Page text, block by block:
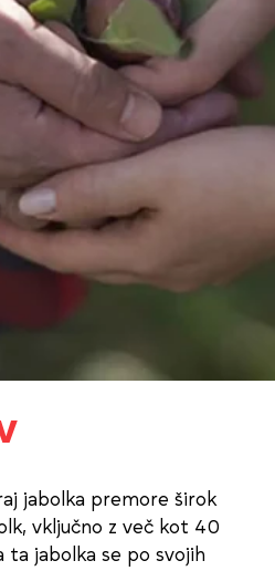
jabolka premore širok
vključno z več kot 40
ta jabolka se po svojih